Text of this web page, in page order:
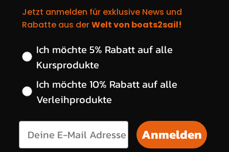
Jetzt anmelden für exklusive News und
Rabatte aus derWelt von boats2sail!
Wähle deinen gewünschten Rabatt
Ich möchte 5% Rabatt auf alle
Kursprodukte
Ich möchte 10% Rabatt auf alle
Verleihprodukte
Anmelden